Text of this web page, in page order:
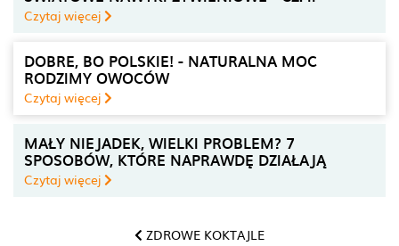
Czytaj więcej
DOBRE, BO POLSKIE! - NATURALNA MOC
RODZIMY OWOCÓW
Czytaj więcej
MAŁY NIEJADEK, WIELKI PROBLEM? 7
SPOSOBÓW, KTÓRE NAPRAWDĘ DZIAŁAJĄ
Czytaj więcej
ZDROWE KOKTAJLE